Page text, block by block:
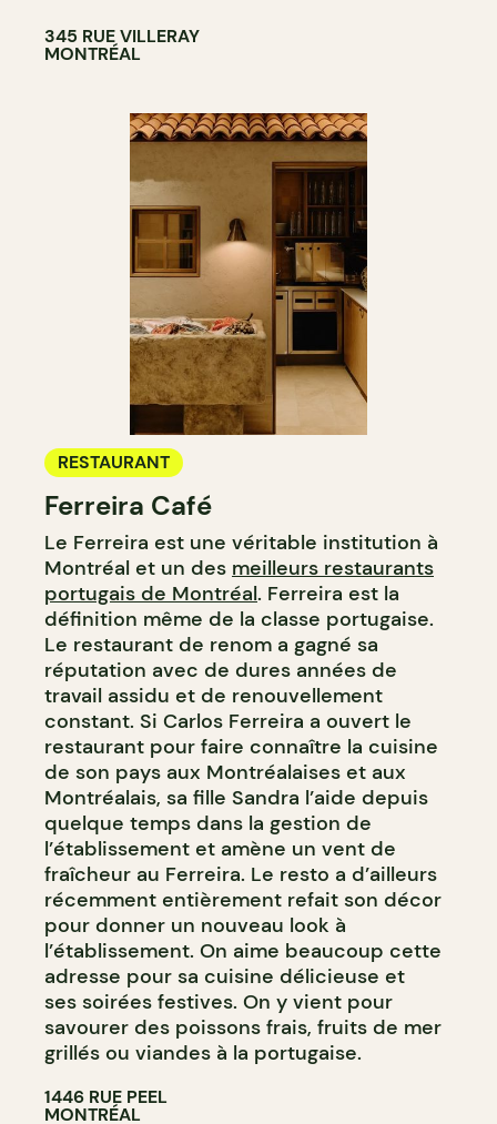
345 RUE VILLERAY
MONTRÉAL
RESTAURANT
Ferreira Café
Le Ferreira est une véritable institution à
Montréal et un des meilleurs restaurants
portugais de Montréal. Ferreira est la
définition même de la classe portugaise.
Le restaurant de renom a gagné sa
réputation avec de dures années de
travail assidu et de renouvellement
constant. Si Carlos Ferreira a ouvert le
restaurant pour faire connaître la cuisine
de son pays aux Montréalaises et aux
Montréalais, sa fille Sandra l’aide depuis
quelque temps dans la gestion de
l’établissement et amène un vent de
fraîcheur au Ferreira. Le resto a d’ailleurs
récemment entièrement refait son décor
pour donner un nouveau look à
l’établissement. On aime beaucoup cette
adresse pour sa cuisine délicieuse et
ses soirées festives. On y vient pour
savourer des poissons frais, fruits de mer
grillés ou viandes à la portugaise.
1446 RUE PEEL
MONTRÉAL